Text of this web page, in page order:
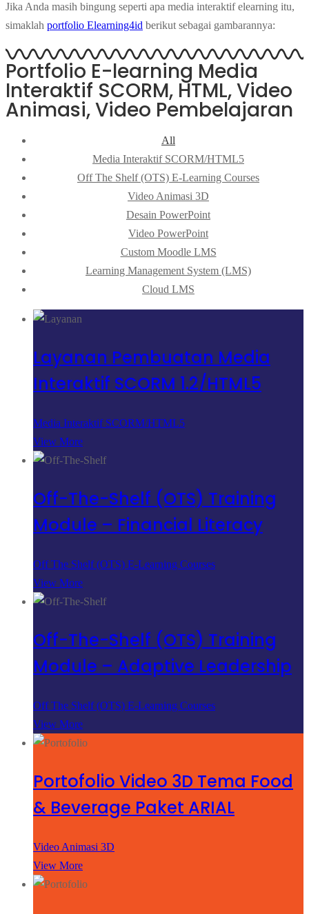
Jika Anda masih bingung seperti apa media interaktif elearning itu,
simaklah portfolio Elearning4id berikut sebagai gambarannya:
Portfolio E-learning Media
Interaktif SCORM, HTML, Video
Animasi, Video Pembelajaran
All
Media Interaktif SCORM/HTML5
Off The Shelf (OTS) E-Learning Courses
Video Animasi 3D
Desain PowerPoint
Video PowerPoint
Custom Moodle LMS
Learning Management System (LMS)
Cloud LMS
Layanan Pembuatan Media
Interaktif SCORM 1.2/HTML5
Media Interaktif SCORM/HTML5
View More
Off-The-Shelf (OTS) Training
Module – Financial Literacy
Off The Shelf (OTS) E-Learning Courses
View More
Off-The-Shelf (OTS) Training
Module – Adaptive Leadership
Off The Shelf (OTS) E-Learning Courses
View More
Portofolio Video 3D Tema Food
& Beverage Paket ARIAL
Video Animasi 3D
View More